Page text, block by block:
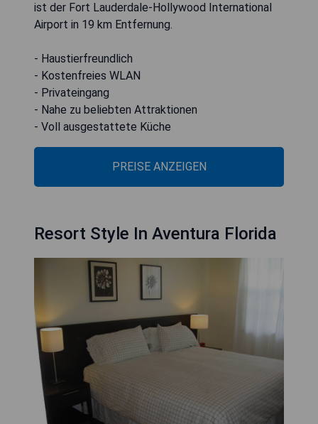
ist der Fort Lauderdale-Hollywood International
Airport in 19 km Entfernung.
- Haustierfreundlich
- Kostenfreies WLAN
- Privateingang
- Nahe zu beliebten Attraktionen
- Voll ausgestattete Küche
PREISE ANZEIGEN
Resort Style In Aventura Florida